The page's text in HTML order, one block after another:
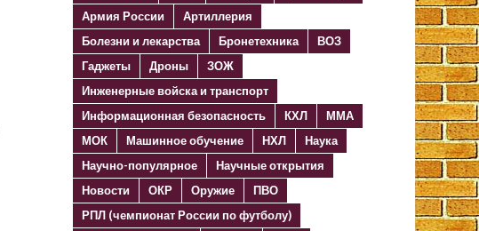
Армия России
Артиллерия
Болезни и лекарства
Бронетехника
ВОЗ
Гаджеты
Дроны
ЗОЖ
Инженерные войска и транспорт
Информационная безопасность
КХЛ
ММА
МОК
Машинное обучение НХЛ
Наука
Научно-популярное
Научные открытия
Новости
ОКР Оружие
ПВО
РПЛ (чемпионат России по футболу)